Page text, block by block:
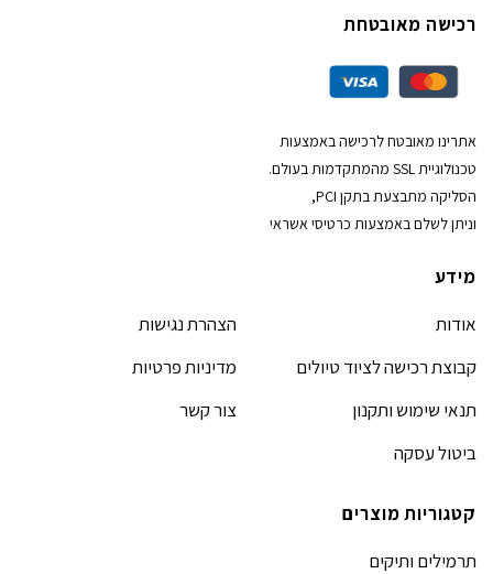
רכישה מאובטחת
אתרינו מאובטח לרכישה באמצעות
טכנולוגיית SSL מהמתקדמות בעולם.
הסליקה מתבצעת בתקן PCI,
וניתן לשלם באמצעות כרטיסי אשראי
מידע
אודות
קבוצת רכישה לציוד טיולים
תנאי שימוש ותקנון
ביטול עסקה
הצהרת נגישות
מדיניות פרטיות
צור קשר
קטגוריות מוצרים
תרמילים ותיקים